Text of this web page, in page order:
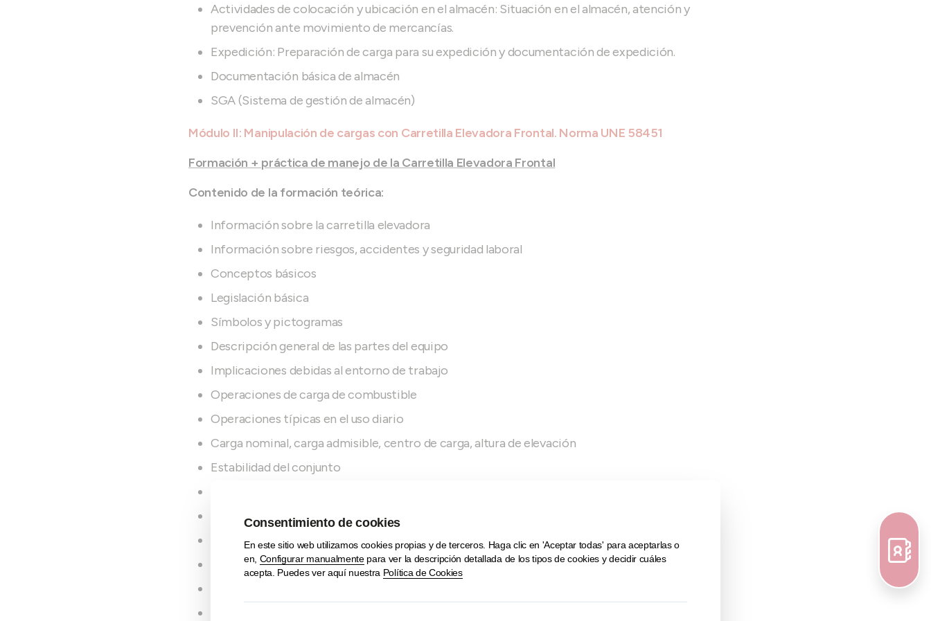
Actividades de colocación y ubicación en el almacén: Situación en el almacén, atención y
prevención ante movimiento de mercancías.
Expedición: Preparación de carga para su expedición y documentación de expedición.
Documentación básica de almacén
SGA (Sistema de gestión de almacén)
Módulo II: Manipulación de cargas con Carretilla Elevadora Frontal. Norma UNE 58451
Formación + práctica de manejo de la Carretilla Elevadora Frontal
Contenido de la formación teórica:
Información sobre la carretilla elevadora
Información sobre riesgos, accidentes y seguridad laboral
Conceptos básicos
Legislación básica
Símbolos y pictogramas
Descripción general de las partes del equipo
Implicaciones debidas al entorno de trabajo
Operaciones de carga de combustible
Operaciones típicas en el uso diario
Carga nominal, carga admisible, centro de carga, altura de elevación
Estabilidad del conjunto
Operaciones de elevación
Cargas oscilantes o con centro de gravedad variable
Elevación de personas